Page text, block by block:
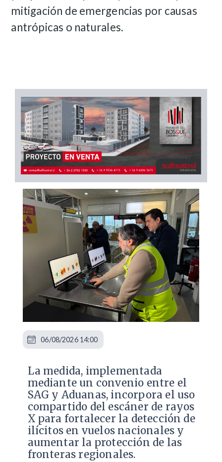
mitigación de emergencias por causas
antrópicas o naturales.
La medida, implementada
mediante un convenio entre el
SAG y Aduanas, incorpora el uso
compartido del escáner de rayos
X para fortalecer la detección de
ilícitos en vuelos nacionales y
aumentar la protección de las
fronteras regionales.
06/08/2026 14:00